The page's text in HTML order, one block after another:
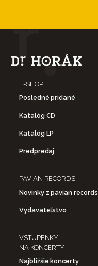
E-SHOP
Posledné pridané
Katalóg CD
Katalóg LP
Predpredaj
PAVIAN RECORDS
Novinky z pavian records
Vydavateľstvo
VSTUPENKY
NA KONCERTY
Najbližšie koncerty